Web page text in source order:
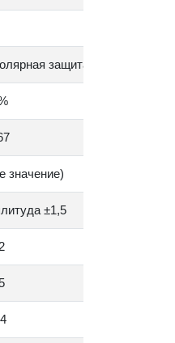
защита и защита от
значение)
±1,5